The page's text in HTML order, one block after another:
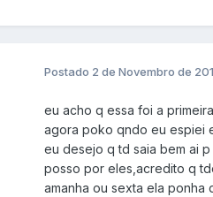
Postado 2 de Novembro de
eu acho q essa foi a
agora poko qndo eu espiei
eu desejo q td saia bem ai p
posso por eles,acredito q
amanha ou sexta ela ponha